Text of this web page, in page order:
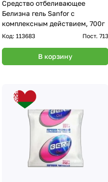
Средство отбеливающее
Белизна гель Sanfor с
комплексным действием, 700г
Код: 113683 Пост. 713
В корзину